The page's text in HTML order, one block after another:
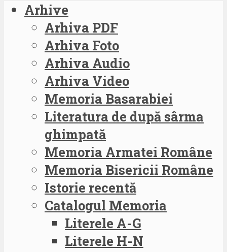
Arhive
Arhiva PDF
Arhiva Foto
Arhiva Audio
Arhiva Video
Memoria Basarabiei
Literatura de după sârma
ghimpată
Memoria Armatei Române
Memoria Bisericii Române
Istorie recentă
Catalogul Memoria
Literele A-G
Literele H-N